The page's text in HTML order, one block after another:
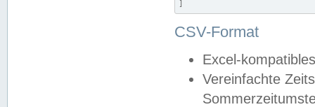
]
CSV-Format
Excel-
Vereinfachte